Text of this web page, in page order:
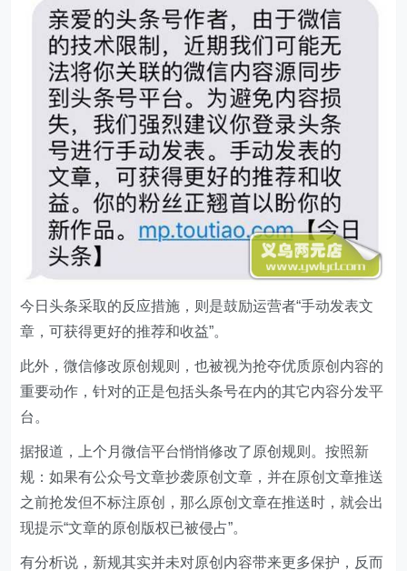
今日头条采取的反应措施，则是鼓励运营者“手动发表文
章，可获得更好的推荐和收益”。
此外，微信修改原创规则，也被视为抢夺优质原创内容的
重要动作，针对的正是包括头条号在内的其它内容分发平
台。
据报道，上个月微信平台悄悄修改了原创规则。按照新
规：如果有公众号文章抄袭原创文章，并在原创文章推送
之前抢发但不标注原创，那么原创文章在推送时，就会出
现提示“文章的原创版权已被侵占”。
有分析说，新规其实并未对原创内容带来更多保护，反而